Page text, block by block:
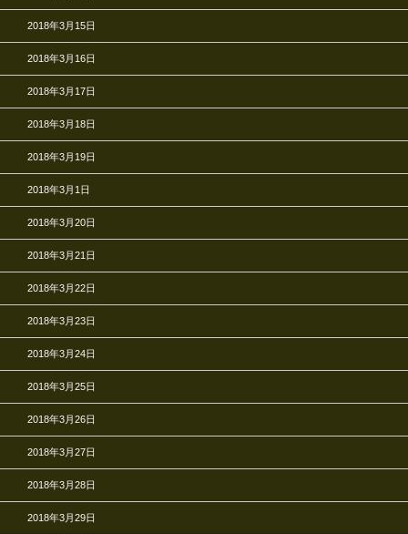
2018年3月15日
2018年3月16日
2018年3月17日
2018年3月18日
2018年3月19日
2018年3月1日
2018年3月20日
2018年3月21日
2018年3月22日
2018年3月23日
2018年3月24日
2018年3月25日
2018年3月26日
2018年3月27日
2018年3月28日
2018年3月29日